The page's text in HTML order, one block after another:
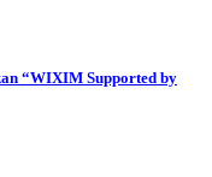
“WIXIM Supported by